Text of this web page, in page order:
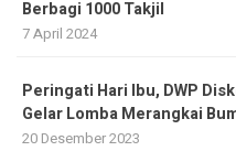
Berbagi 1000 Takjil
7 April 2024
Peringati Hari Ibu, DWP
Gelar Lomba Merangkai
20 Desember 2023